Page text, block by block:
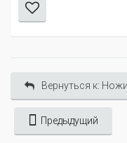
Вернуться к:
Предыдущий